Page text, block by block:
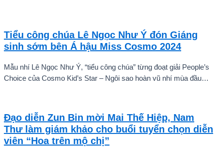
Tiểu công chúa Lê Ngọc Như Ý đón Giáng
sinh sớm bên Á hậu Miss Cosmo 2024
Mẫu nhí Lê Ngọc Như Ý, “tiểu công chúa” từng đoạt giải People’s
Choice của Cosmo Kid’s Star – Ngôi sao hoàn vũ nhí mùa đầu
Đạo diễn Zun Bin mời Mai Thế Hiệp, Nam
Thư làm giám khảo cho buổi tuyển chọn diễn
viên “Hoa trên mộ chị”